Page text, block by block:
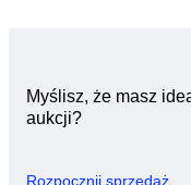
Myślisz, że masz
aukcji?
Rozpocznij sprzedaż